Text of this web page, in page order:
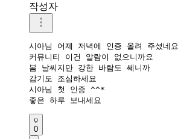
작성자
시아님 어제 저녁에 인증 올려 주셨네요
커뮤니티 이건 알람이 없으니까요
봄 날씨지만 강한 바람도 쎄니까
감기도 조심하세요
시아님 첫 인증 ^^*
좋은 하루 보내세요
0